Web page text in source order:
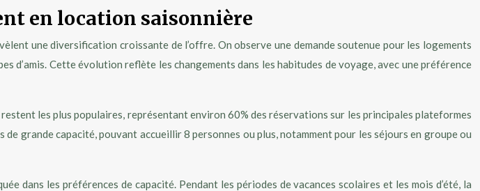
en location saisonnière
une diversification croissante de l’offre. On observe une demande soutenue pour les logements
Cette évolution reflète les changements dans les habitudes de voyage, avec une préférence
les plus populaires, représentant environ 60% des réservations sur les principales plateformes
grande capacité, pouvant accueillir 8 personnes ou plus, notamment pour les séjours en groupe ou
dans les préférences de capacité. Pendant les périodes de vacances scolaires et les mois d’été, la